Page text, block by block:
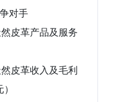
对手
皮革产品及服务
皮革收入及毛利